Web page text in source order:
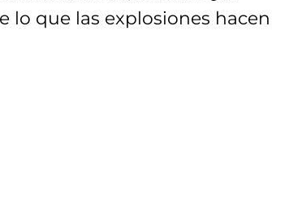
lo que las explosiones hacen